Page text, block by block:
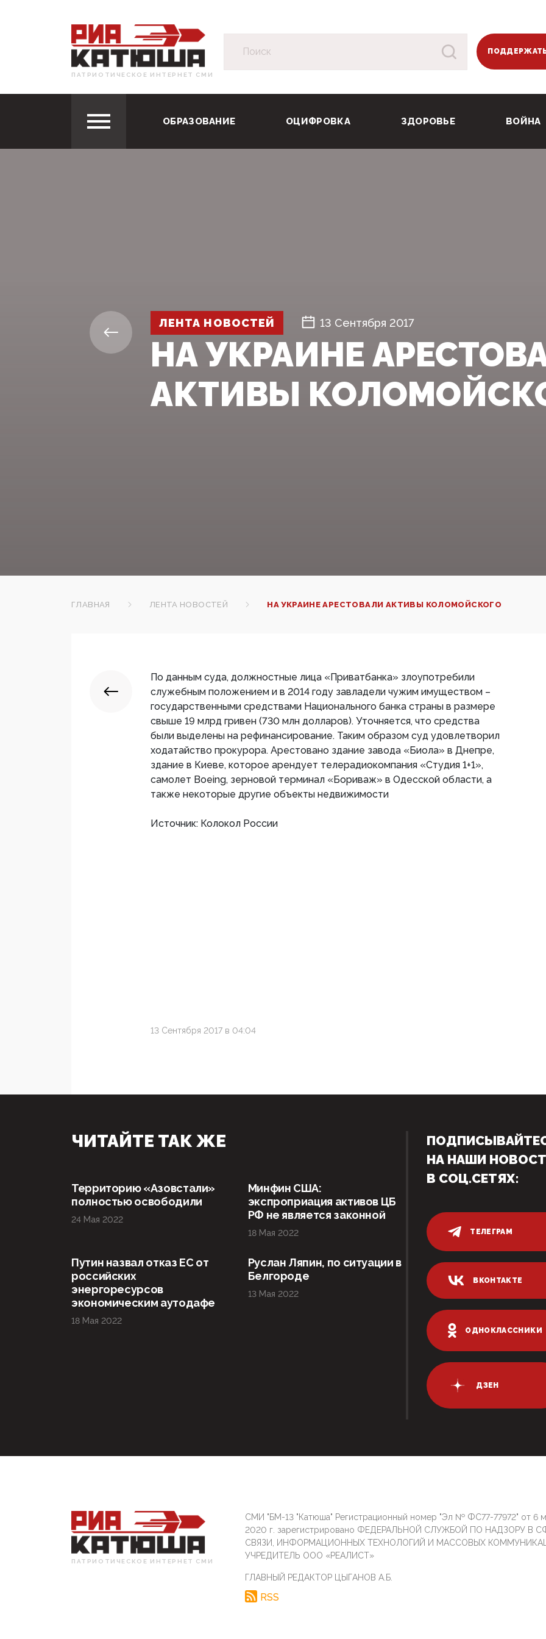
ПАТРИОТИЧЕСКОЕ ИНТЕРНЕТ СМИ
ОБРАЗОВАНИЕ ОЦИФРОВКА ЗДОРОВЬЕ ВОЙНА
ЛЕНТА НОВОСТЕЙ 13 Сентября 2017
НА УКРАИНЕ
АКТИВЫ
ГЛАВНАЯ ЛЕНТА НОВОСТЕЙ НА УКРАИНЕ АРЕСТОВАЛИ АКТИВЫ КОЛОМОЙСКОГО
По данным суда, должностные лица «Приватбанка» злоупотребили
служебным положением и в 2014 году завладели чужим имуществом –
государственными средствами Национального банка страны в размере
свыше 19 млрд гривен (730 млн долларов). Уточняется, что средства
были выделены на рефинансирование. Таким образом суд удовлетворил
ходатайство прокурора. Арестовано здание завода «Биола» в Днепре,
здание в Киеве, которое арендует телерадиокомпания «Студия 1+1»,
самолет Boeing, зерновой терминал «Бориваж» в Одесской области, а
также некоторые другие объекты недвижимости
Источник: Колокол России
13 Сентября 2017 в 04:04
ЧИТАЙТЕ ТАК ЖЕ
Территорию «Азовстали»
полностью освободили
24 Мая 2022
Минфин США:
экспроприация активов ЦБ
РФ не является законной
18 Мая 2022
Путин назвал отказ ЕС от
российских
энергоресурсов
экономическим аутодафе
18 Мая 2022
Руслан Ляпин, по ситуации в
Белгороде
13 Мая 2022
НА НАШИ
В СОЦ.СЕТЯХ:
ТЕЛЕГРАМ
ВКОНТАКТЕ
ОДНОКЛАССНИКИ
ДЗЕН
ПАТРИОТИЧЕСКОЕ ИНТЕРНЕТ СМИ
СМИ "БМ-13 "Катюша" Регистрационный номер "Эл № ФС77-77972" от 6
2020 г. зарегистрировано ФЕДЕРАЛЬНОЙ СЛУЖБОЙ ПО НАДЗОРУ В
СВЯЗИ, ИНФОРМАЦИОННЫХ ТЕХНОЛОГИЙ И МАССОВЫХ
УЧРЕДИТЕЛЬ ООО «РЕАЛИСТ»
ГЛАВНЫЙ РЕДАКТОР ЦЫГАНОВ А.Б.
RSS